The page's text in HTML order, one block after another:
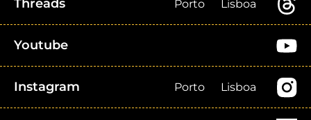
Threads Porto Lisboa
Youtube
Instagram Porto Lisboa